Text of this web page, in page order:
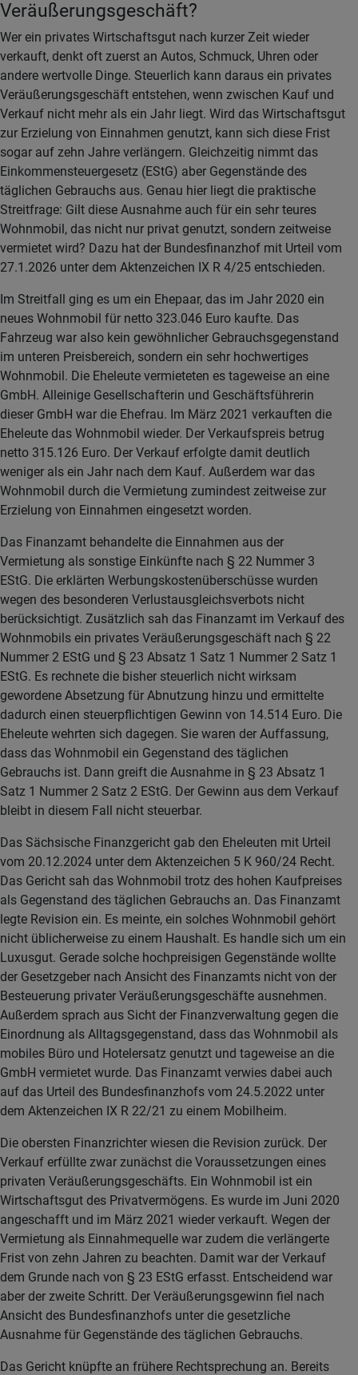
Veräußerungsgeschäft?
Wer ein privates Wirtschaftsgut nach kurzer Zeit wieder
verkauft, denkt oft zuerst an Autos, Schmuck, Uhren oder
andere wertvolle Dinge. Steuerlich kann daraus ein privates
Veräußerungsgeschäft entstehen, wenn zwischen Kauf und
Verkauf nicht mehr als ein Jahr liegt. Wird das Wirtschaftsgut
zur Erzielung von Einnahmen genutzt, kann sich diese Frist
sogar auf zehn Jahre verlängern. Gleichzeitig nimmt das
Einkommensteuergesetz (EStG) aber Gegenstände des
täglichen Gebrauchs aus. Genau hier liegt die praktische
Streitfrage: Gilt diese Ausnahme auch für ein sehr teures
Wohnmobil, das nicht nur privat genutzt, sondern zeitweise
vermietet wird? Dazu hat der Bundesfinanzhof mit Urteil vom
27.1.2026 unter dem Aktenzeichen IX R 4/25 entschieden.
Im Streitfall ging es um ein Ehepaar, das im Jahr 2020 ein
neues Wohnmobil für netto 323.046 Euro kaufte. Das
Fahrzeug war also kein gewöhnlicher Gebrauchsgegenstand
im unteren Preisbereich, sondern ein sehr hochwertiges
Wohnmobil. Die Eheleute vermieteten es tageweise an eine
GmbH. Alleinige Gesellschafterin und Geschäftsführerin
dieser GmbH war die Ehefrau. Im März 2021 verkauften die
Eheleute das Wohnmobil wieder. Der Verkaufspreis betrug
netto 315.126 Euro. Der Verkauf erfolgte damit deutlich
weniger als ein Jahr nach dem Kauf. Außerdem war das
Wohnmobil durch die Vermietung zumindest zeitweise zur
Erzielung von Einnahmen eingesetzt worden.
Das Finanzamt behandelte die Einnahmen aus der
Vermietung als sonstige Einkünfte nach § 22 Nummer 3
EStG. Die erklärten Werbungskostenüberschüsse wurden
wegen des besonderen Verlustausgleichsverbots nicht
berücksichtigt. Zusätzlich sah das Finanzamt im Verkauf des
Wohnmobils ein privates Veräußerungsgeschäft nach § 22
Nummer 2 EStG und § 23 Absatz 1 Satz 1 Nummer 2 Satz 1
EStG. Es rechnete die bisher steuerlich nicht wirksam
gewordene Absetzung für Abnutzung hinzu und ermittelte
dadurch einen steuerpflichtigen Gewinn von 14.514 Euro. Die
Eheleute wehrten sich dagegen. Sie waren der Auffassung,
dass das Wohnmobil ein Gegenstand des täglichen
Gebrauchs ist. Dann greift die Ausnahme in § 23 Absatz 1
Satz 1 Nummer 2 Satz 2 EStG. Der Gewinn aus dem Verkauf
bleibt in diesem Fall nicht steuerbar.
Das Sächsische Finanzgericht gab den Eheleuten mit Urteil
vom 20.12.2024 unter dem Aktenzeichen 5 K 960/24 Recht.
Das Gericht sah das Wohnmobil trotz des hohen Kaufpreises
als Gegenstand des täglichen Gebrauchs an. Das Finanzamt
legte Revision ein. Es meinte, ein solches Wohnmobil gehört
nicht üblicherweise zu einem Haushalt. Es handle sich um ein
Luxusgut. Gerade solche hochpreisigen Gegenstände wollte
der Gesetzgeber nach Ansicht des Finanzamts nicht von der
Besteuerung privater Veräußerungsgeschäfte ausnehmen.
Außerdem sprach aus Sicht der Finanzverwaltung gegen die
Einordnung als Alltagsgegenstand, dass das Wohnmobil als
mobiles Büro und Hotelersatz genutzt und tageweise an die
GmbH vermietet wurde. Das Finanzamt verwies dabei auch
auf das Urteil des Bundesfinanzhofs vom 24.5.2022 unter
dem Aktenzeichen IX R 22/21 zu einem Mobilheim.
Die obersten Finanzrichter wiesen die Revision zurück. Der
Verkauf erfüllte zwar zunächst die Voraussetzungen eines
privaten Veräußerungsgeschäfts. Ein Wohnmobil ist ein
Wirtschaftsgut des Privatvermögens. Es wurde im Juni 2020
angeschafft und im März 2021 wieder verkauft. Wegen der
Vermietung als Einnahmequelle war zudem die verlängerte
Frist von zehn Jahren zu beachten. Damit war der Verkauf
dem Grunde nach von § 23 EStG erfasst. Entscheidend war
aber der zweite Schritt. Der Veräußerungsgewinn fiel nach
Ansicht des Bundesfinanzhofs unter die gesetzliche
Ausnahme für Gegenstände des täglichen Gebrauchs.
Das Gericht knüpfte an frühere Rechtsprechung an. Bereits